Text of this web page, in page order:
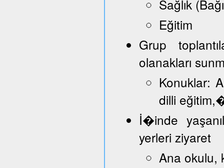
Sağlık
Eğitim
Grup
olanakları
Konuklar:
dilli
İ�inde
yerleri ziyaret
Ana okulu,